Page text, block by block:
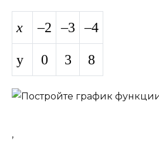
x –2 –3 –4
y 0 3 8
,